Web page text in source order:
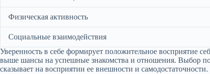
Физическая активность
Социальные взаимодействия
Уверенность в себе формирует положительное восприятие
выше шансы на успешные знакомства и отношения. Выбор
сказывает на восприятии ее внешности и самодостаточности.